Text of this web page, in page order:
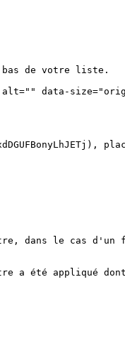
bas de votre liste.
alt="" data-
placé
dans le cas
a été appliqué